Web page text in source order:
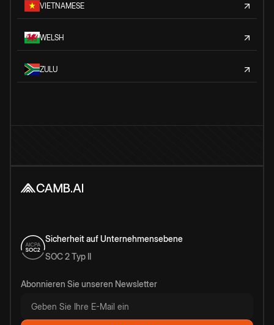
VIETNAMESE
WELSH
ZULU
Sicherheit auf Unternehmensebene
SOC 2 Typ II
Abonnieren Sie unseren Newsletter